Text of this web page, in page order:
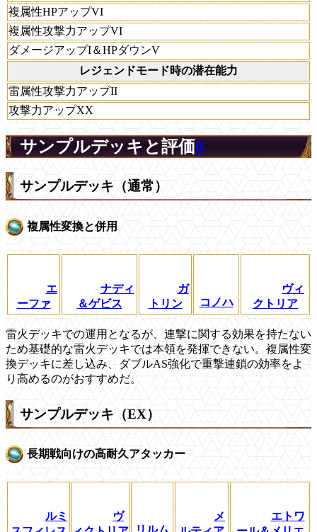
複属性HPアップVI
複属性攻撃力アップVI
ダメージアップI＆HPダウンV
レジェンドモード時の潜在能力
雷属性攻撃力アップII
攻撃力アップXX
サンプルデッキと評価0
サンプルデッキ（通常）
複属性変換と併用
エ
ーファ
ナディ
＆ゲビス
ガ
トリン
コノハ
ヴィ
クトリア
雷火デッキでの運用となるが、連撃に関する効果を持たない
ため基礎的な雷火デッキでは本領を発揮できない。複属性変
換デッキに差し込み、ダブルAS強化で重撃連鎖の効率をよ
り高めるのがおすすめだ。
サンプルデッキ（EX）
長期戦向けの高耐久アタッカー
ルミ
ヴ
リルム
メ
エトワ